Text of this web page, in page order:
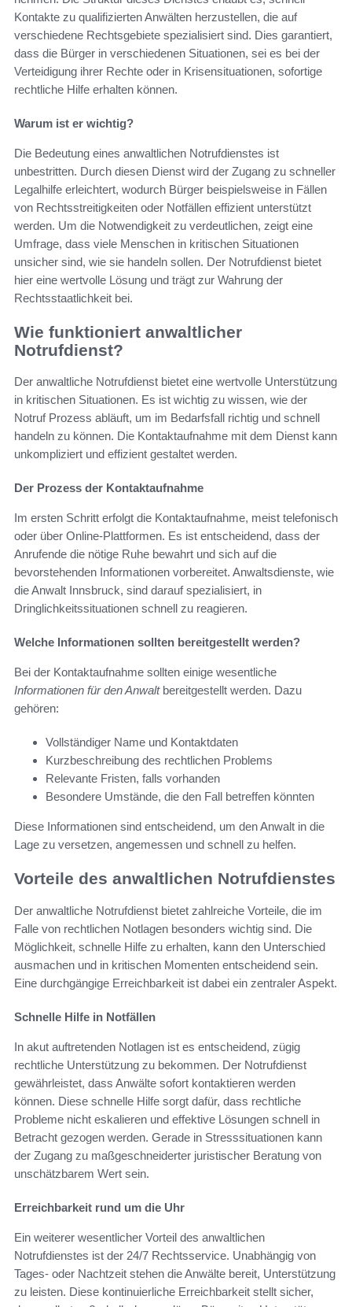
Kontakte zu qualifizierten Anwälten herzustellen, die auf
verschiedene Rechtsgebiete spezialisiert sind. Dies garantiert,
dass die Bürger in verschiedenen Situationen, sei es bei der
Verteidigung ihrer Rechte oder in Krisensituationen, sofortige
rechtliche Hilfe erhalten können.
Warum ist er wichtig?
Die Bedeutung eines anwaltlichen Notrufdienstes ist
unbestritten. Durch diesen Dienst wird der Zugang zu schneller
Legalhilfe erleichtert, wodurch Bürger beispielsweise in Fällen
von Rechtsstreitigkeiten oder Notfällen effizient unterstützt
werden. Um die Notwendigkeit zu verdeutlichen, zeigt eine
Umfrage, dass viele Menschen in kritischen Situationen
unsicher sind, wie sie handeln sollen. Der Notrufdienst bietet
hier eine wertvolle Lösung und trägt zur Wahrung der
Rechtsstaatlichkeit bei.
Wie funktioniert anwaltlicher
Notrufdienst?
Der anwaltliche Notrufdienst bietet eine wertvolle Unterstützung
in kritischen Situationen. Es ist wichtig zu wissen, wie der
Notruf Prozess abläuft, um im Bedarfsfall richtig und schnell
handeln zu können. Die Kontaktaufnahme mit dem Dienst kann
unkompliziert und effizient gestaltet werden.
Der Prozess der Kontaktaufnahme
Im ersten Schritt erfolgt die Kontaktaufnahme, meist telefonisch
oder über Online-Plattformen. Es ist entscheidend, dass der
Anrufende die nötige Ruhe bewahrt und sich auf die
bevorstehenden Informationen vorbereitet. Anwaltsdienste, wie
die Anwalt Innsbruck, sind darauf spezialisiert, in
Dringlichkeitssituationen schnell zu reagieren.
Welche Informationen sollten bereitgestellt werden?
Bei der Kontaktaufnahme sollten einige wesentliche
Informationen für den Anwaltbereitgestellt werden. Dazu
gehören:
Vollständiger Name und Kontaktdaten
Kurzbeschreibung des rechtlichen Problems
Relevante Fristen, falls vorhanden
Besondere Umstände, die den Fall betreffen könnten
Diese Informationen sind entscheidend, um den Anwalt in die
Lage zu versetzen, angemessen und schnell zu helfen.
Vorteile des anwaltlichen Notrufdienstes
Der anwaltliche Notrufdienst bietet zahlreiche Vorteile, die im
Falle von rechtlichen Notlagen besonders wichtig sind. Die
Möglichkeit, schnelle Hilfe zu erhalten, kann den Unterschied
ausmachen und in kritischen Momenten entscheidend sein.
Eine durchgängige Erreichbarkeit ist dabei ein zentraler Aspekt.
Schnelle Hilfe in Notfällen
In akut auftretenden Notlagen ist es entscheidend, zügig
rechtliche Unterstützung zu bekommen. Der Notrufdienst
gewährleistet, dass Anwälte sofort kontaktieren werden
können. Diese schnelle Hilfe sorgt dafür, dass rechtliche
Probleme nicht eskalieren und effektive Lösungen schnell in
Betracht gezogen werden. Gerade in Stresssituationen kann
der Zugang zu maßgeschneiderter juristischer Beratung von
unschätzbarem Wert sein.
Erreichbarkeit rund um die Uhr
Ein weiterer wesentlicher Vorteil des anwaltlichen
Notrufdienstes ist der 24/7 Rechtsservice. Unabhängig von
Tages- oder Nachtzeit stehen die Anwälte bereit, Unterstützung
zu leisten. Diese kontinuierliche Erreichbarkeit stellt sicher,